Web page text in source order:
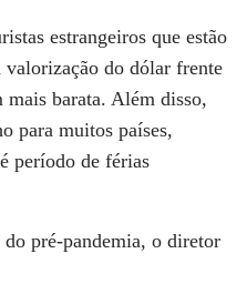
estrangeiros que estão
do dólar frente
barata. Além disso,
para muitos países,
período de férias
do pré-pandemia, o diretor